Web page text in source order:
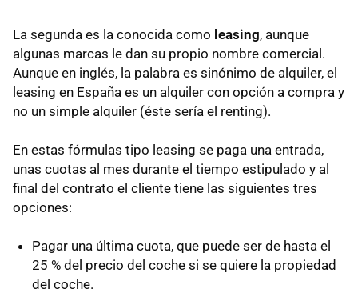
La segunda es la conocida como leasing, aunque
algunas marcas le dan su propio nombre comercial.
Aunque en inglés, la palabra es sinónimo de alquiler, el
leasing en España es un alquiler con opción a compra y
no un simple alquiler (éste sería el renting).
En estas fórmulas tipo leasing se paga una entrada,
unas cuotas al mes durante el tiempo estipulado y al
final del contrato el cliente tiene las siguientes tres
opciones:
Pagar una última cuota, que puede ser de hasta el
25 % del precio del coche si se quiere la propiedad
del coche.